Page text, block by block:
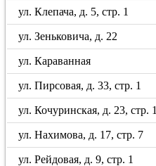
ул. Клепача, д. 5, стр. 1
ул. Зеньковича, д. 22
ул. Караванная
ул. Пирсовая, д. 33, стр. 1
ул. Кочуринская, д. 23, стр. 1
ул. Нахимова, д. 17, стр. 7
ул. Рейдовая, д. 9, стр. 1